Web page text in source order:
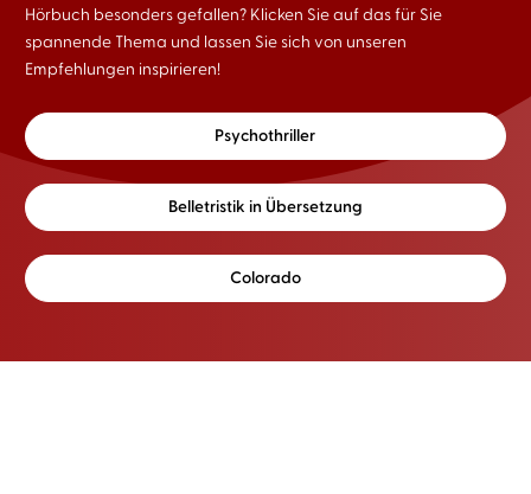
Hörbuch besonders gefallen? Klicken Sie auf das für Sie
spannende Thema und lassen Sie sich von unseren
Empfehlungen inspirieren!
Psychothriller
Belletristik in Übersetzung
Colorado